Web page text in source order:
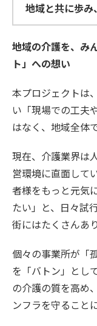
地域と共に歩
地域の介護を、み
ト」への想い
本プロジェクトは
い「現場での工夫
はなく、地域全体
現在、介護業界は
営環境に直面して
者様をもっと元気
たい」と、日々試
街にはたくさんあ
個々の事業所が「
を「バトン」とし
の介護の質を高め
ンフラを守ること